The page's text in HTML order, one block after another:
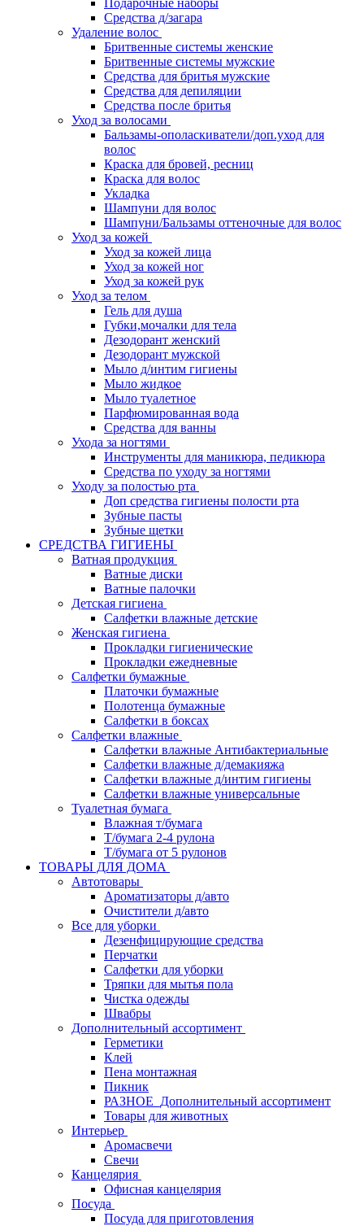
Подарочные наборы
Средства д/загара
Удаление волос
Бритвенные системы женские
Бритвенные системы мужские
Средства для бритья мужские
Средства для депиляции
Средства после бритья
Уход за волосами
Бальзамы-ополаскиватели/доп.уход для
волос
Краска для бровей, ресниц
Краска для волос
Укладка
Шампуни для волос
Шампуни/Бальзамы оттеночные для волос
Уход за кожей
Уход за кожей лица
Уход за кожей ног
Уход за кожей рук
Уход за телом
Гель для душа
Губки,мочалки для тела
Дезодорант женский
Дезодорант мужской
Мыло д/интим гигиены
Мыло жидкое
Мыло туалетное
Парфюмированная вода
Средства для ванны
Ухода за ногтями
Инструменты для маникюра, педикюра
Средства по уходу за ногтями
Уходу за полостью рта
Доп средства гигиены полости рта
Зубные пасты
Зубные щетки
СРЕДСТВА ГИГИЕНЫ
Ватная продукция
Ватные диски
Ватные палочки
Детская гигиена
Салфетки влажные детские
Женская гигиена
Прокладки гигиенические
Прокладки ежедневные
Салфетки бумажные
Платочки бумажные
Полотенца бумажные
Салфетки в боксах
Салфетки влажные
Салфетки влажные Антибактериальные
Салфетки влажные д/демакияжа
Салфетки влажные д/интим гигиены
Салфетки влажные универсальные
Туалетная бумага
Влажная т/бумага
Т/бумага 2-4 рулона
Т/бумага от 5 рулонов
ТОВАРЫ ДЛЯ ДОМА
Автотовары
Ароматизаторы д/авто
Очистители д/авто
Все для уборки
Дезенфицирующие средства
Перчатки
Салфетки для уборки
Тряпки для мытья пола
Чистка одежды
Швабры
Дополнительный ассортимент
Герметики
Клей
Пена монтажная
Пикник
РАЗНОЕ_Дополнительный ассортимент
Товары для животных
Интерьер
Аромасвечи
Свечи
Канцелярия
Офисная канцелярия
Посуда
Посуда для приготовления